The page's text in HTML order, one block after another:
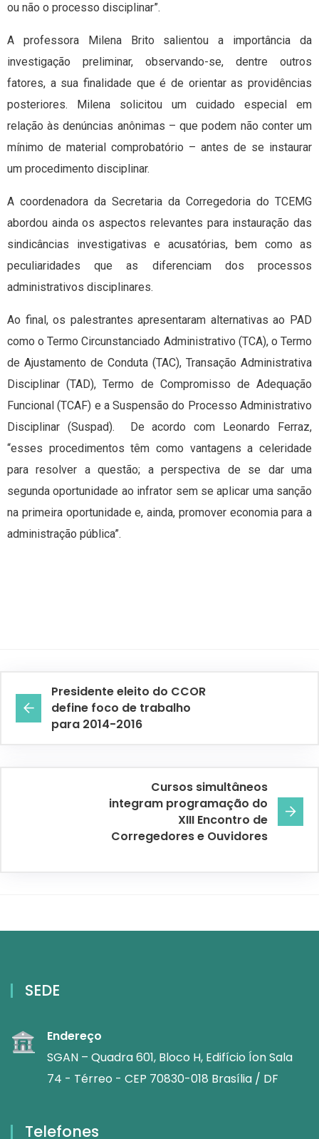
ou não o processo disciplinar”.
A professora Milena Brito salientou a importância da
investigação preliminar, observando-se, dentre outros
fatores, a sua finalidade que é de orientar as providências
posteriores. Milena solicitou um cuidado especial em
relação às denúncias anônimas – que podem não conter um
mínimo de material comprobatório – antes de se instaurar
um procedimento disciplinar.
A coordenadora da Secretaria da Corregedoria do TCEMG
abordou ainda os aspectos relevantes para instauração das
sindicâncias investigativas e acusatórias, bem como as
peculiaridades que as diferenciam dos processos
administrativos disciplinares.
Ao final, os palestrantes apresentaram alternativas ao PAD
como o Termo Circunstanciado Administrativo (TCA), o Termo
de Ajustamento de Conduta (TAC), Transação Administrativa
Disciplinar (TAD), Termo de Compromisso de Adequação
Funcional (TCAF) e a Suspensão do Processo Administrativo
Disciplinar (Suspad). De acordo com Leonardo Ferraz,
“esses procedimentos têm como vantagens a celeridade
para resolver a questão; a perspectiva de se dar uma
segunda oportunidade ao infrator sem se aplicar uma sanção
na primeira oportunidade e, ainda, promover economia para a
administração pública”.
Presidente eleito do CCOR
define foco de trabalho
para 2014-2016
Cursos simultâneos
integram programação do
XIII Encontro de
Corregedores e Ouvidores
SEDE
Endereço
SGAN – Quadra 601, Bloco H, Edifício Íon Sala
74 - Térreo - CEP 70830-018 Brasília / DF
Telefones